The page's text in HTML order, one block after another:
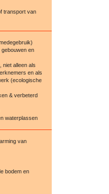
transport van
en
niet alleen als
en als
(ecologische
& verbeterd
waterplassen
van
bodem en